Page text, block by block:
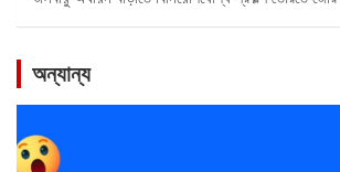
অন্যান্য